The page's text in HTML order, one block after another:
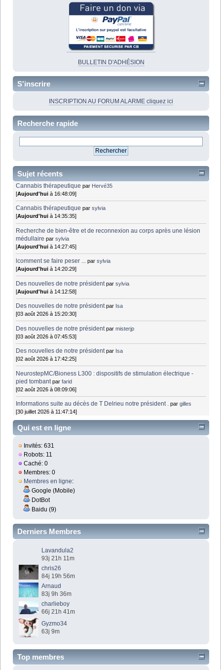
BULLETIN D'ADHÉSION
S'inscrire
INSCRIPTION AU FORUM ALARME cliquez ici
Recherche rapide
Sujet récents
Cannabis thérapeutique par Hervé35
[Aujourd'hui à 16:48:09]
Cannabis thérapeutique parsylvia
[Aujourd'hui à 14:35:35]
Recherche de bien-être et de reconnexion au corps après une lésion
médullaire parsylvia
[Aujourd'hui à 14:27:45]
lcomment se faire peser ... parsylvia
[Aujourd'hui à 14:20:29]
Des nouvelles de notre président parsylvia
[Aujourd'hui à 14:12:58]
Des nouvelles de notre président par Isa
[03 août 2026 à 15:20:30]
Des nouvelles de notre président parmisterjp
[03 août 2026 à 07:45:53]
Des nouvelles de notre président par Isa
[02 août 2026 à 17:42:25]
NeurostepMC/Bioness L300 : dispositifs de stimulation électrique -
pied tombant parfarid
[02 août 2026 à 08:09:06]
Informations suite au décès de T Delrieu notre président . pargilles
[30 juillet 2026 à 11:47:14]
Qui est en ligne
Invités: 631
Robots: 11
Caché: 0
Membres: 0
Membres en ligne:
Google (Mobile)
DotBot
Baidu (9)
Derniers Membres
Lavandula2
93j 21h 11m
chris26
84j 19h 56m
Arnaud
83j 9h 36m
charlieboy
66j 21h 41m
Gyzmo34
63j 9m
Top membres